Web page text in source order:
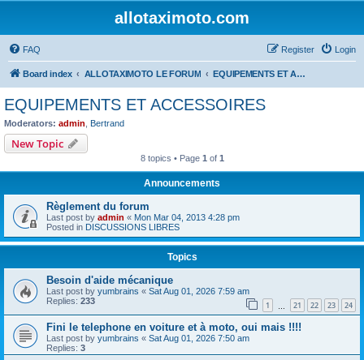
allotaximoto.com
FAQ Login
Register
Board index ALLOTAXIMOTO LE FORUM EQUIPEMENTS ET ACCESSOIRES
EQUIPEMENTS ET ACCESSOIRES
Moderators: admin Bertrand
New Topic
8 topics • Page 1 of 1
Announcements
Règlement du forum
Last post by admin « Mon Mar 04, 2013 4:28 pm
Posted in DISCUSSIONS LIBRES
Topics
Besoin d'aide mécanique
Last post by yumbrains « Sat Aug 01, 2026 7:59 am
Replies: 233 1 21 22 23 24
Fini le telephone en voiture et à moto, oui mais !!!!
Last post by yumbrains « Sat Aug 01, 2026 7:50 am
Replies: 3